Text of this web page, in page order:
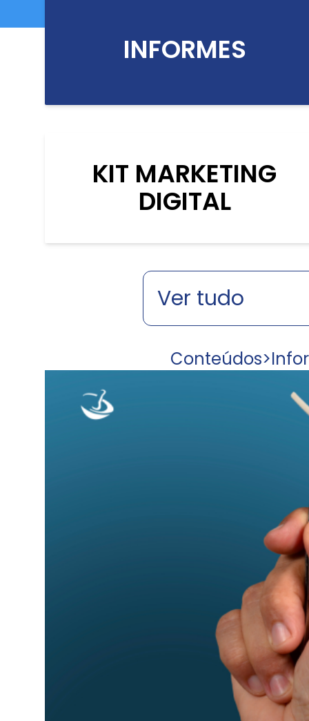
INFORMES
KIT MARKETING
DIGITAL
Conteúdos>